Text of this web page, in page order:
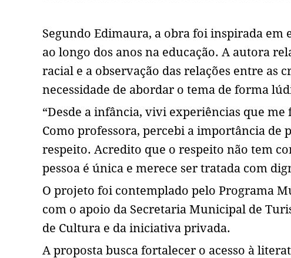
Segundo Edimaura, a obra foi inspirada
ao longo dos anos na educação. A autora
racial e a observação das relações entre as
necessidade de abordar o tema de forma
“Desde a infância, vivi experiências que
Como professora, percebi a importância de
respeito. Acredito que o respeito não tem
pessoa é única e merece ser tratada com
O projeto foi contemplado pelo Programa
com o apoio da Secretaria Municipal de
de Cultura e da iniciativa privada.
A proposta busca fortalecer o acesso à